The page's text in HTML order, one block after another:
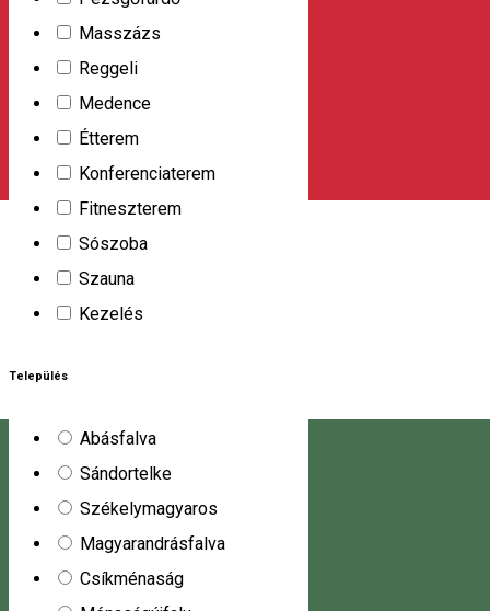
Masszázs
Reggeli
Medence
Étterem
Konferenciaterem
Fitneszterem
Sószoba
Szauna
Kezelés
Település
Abásfalva
Sándortelke
Székelymagyaros
Magyarandrásfalva
Csíkménaság
veszik körül. A menedékház összesen 47 ember
elszállásolására alkalmas. A háznak 250 fő befogadására
alkalmas étterme is van, így a szolgáltatások közé tartozik a
rendezvények és ünnepi összejövetelek szervezése is.
DN 15, Km 10, Toplita, Romania, 535700
Kemping
Fenyő Kemping
Kemping
Bucin Kemping a Görgényi-havasok természetes
környezetében várja vendégeit, távol a városok nyüzsgésétől.